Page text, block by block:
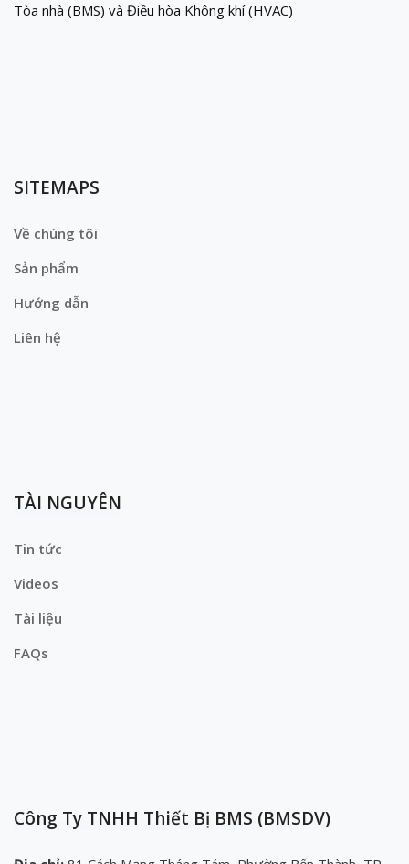
Tòa nhà (BMS) và Điều hòa Không khí (HVAC)
SITEMAPS
Về chúng tôi
Sản phẩm
Hướng dẫn
Liên hệ
TÀI NGUYÊN
Tin tức
Videos
Tài liệu
FAQs
Công Ty TNHH Thiết Bị BMS (BMSDV)